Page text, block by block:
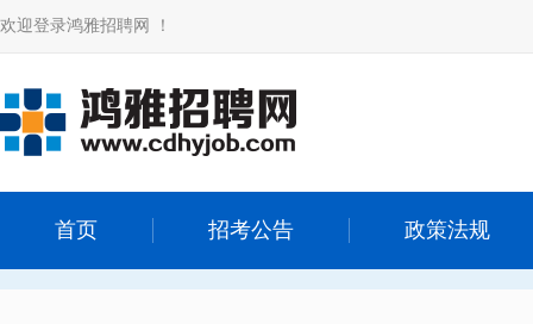
欢迎登录鸿雅招聘网 ！
首页 招考公告 政策法规